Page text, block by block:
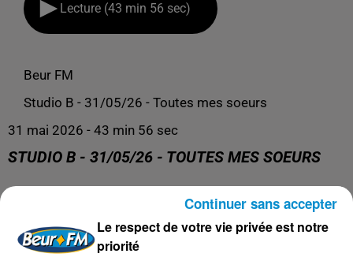
Lecture (43 min 56 sec)
Beur FM
Studio B - 31/05/26 - Toutes mes soeurs
31 mai 2026 - 43 min 56 sec
STUDIO B - 31/05/26 - TOUTES MES SOEURS
Le respect de votre vie privée est notre
priorité
Continuer sans accepter